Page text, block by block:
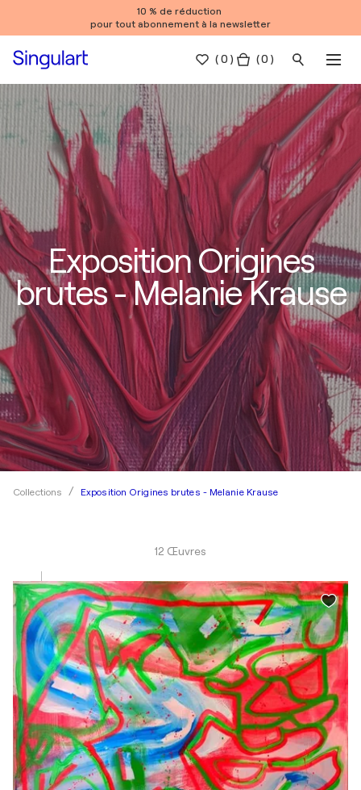
10 % de réduction
pour tout abonnement à la newsletter
(0 ) ( 0 )
Exposition Origines
brutes - Melanie Krause
Collections Exposition Origines brutes - Melanie Krause
12 Œuvres